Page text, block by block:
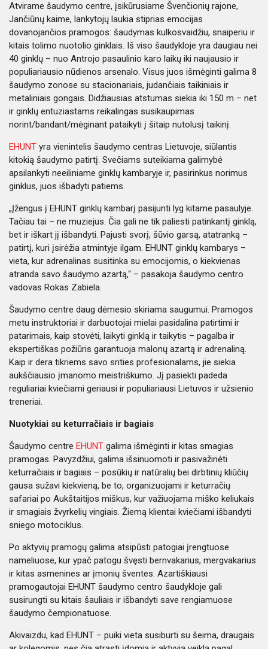
Atvirame šaudymo centre, įsikūrusiame Švenčionių rajone,
Jančiūnų kaime, lankytojų laukia stiprias emocijas
dovanojančios pramogos: šaudymas kulkosvaidžiu, snaiperiu ir
kitais tolimo nuotolio ginklais. Iš viso šaudykloje yra daugiau nei
40 ginklų – nuo Antrojo pasaulinio karo laikų iki naujausio ir
populiariausio nūdienos arsenalo. Visus juos išmėginti galima 8
šaudymo zonose su stacionariais, judančiais taikiniais ir
metaliniais gongais. Didžiausias atstumas siekia iki 150 m – net
ir ginklų entuziastams reikalingas susikaupimas
norint/bandant/mėginant pataikyti į šitaip nutolusį taikinį.
EHUNT yra vienintelis šaudymo centras Lietuvoje, siūlantis
kitokią šaudymo patirtį. Svečiams suteikiama galimybė
apsilankyti neeiliniame ginklų kambaryje ir, pasirinkus norimus
ginklus, juos išbadyti patiems.
„Įžengus į EHUNT ginklų kambarį pasijunti lyg kitame pasaulyje.
Tačiau tai – ne muziejus. Čia gali ne tik paliesti patinkantį ginklą,
bet ir iškart jį išbandyti. Pajusti svorį, šūvio garsą, atatranką –
patirtį, kuri įsirėžia atmintyje ilgam. EHUNT ginklų kambarys –
vieta, kur adrenalinas susitinka su emocijomis, o kiekvienas
atranda savo šaudymo azartą,“ – pasakoja šaudymo centro
vadovas Rokas Zabiela.
Šaudymo centre daug dėmesio skiriama saugumui. Pramogos
metu instruktoriai ir darbuotojai mielai pasidalina patirtimi ir
patarimais, kaip stovėti, laikyti ginklą ir taikytis – pagalba ir
ekspertiškas požiūris garantuoja malonų azartą ir adrenaliną.
Kaip ir dera tikriems savo srities profesionalams, jie siekia
aukščiausio įmanomo meistriškumo. Jį pasiekti padeda
reguliariai kviečiami geriausi ir populiariausi Lietuvos ir užsienio
treneriai.
Nuotykiai su keturračiais ir bagiais
Šaudymo centre EHUNT galima išmėginti ir kitas smagias
pramogas. Pavyzdžiui, galima išsinuomoti ir pasivažinėti
keturračiais ir bagiais – posūkių ir natūralių bei dirbtinių kliūčių
gausa sužavi kiekvieną, be to, organizuojami ir keturračių
safariai po Aukštaitijos miškus, kur važiuojama miško keliukais
ir smagiais žvyrkelių vingiais. Žiemą klientai kviečiami išbandyti
sniego motociklus.
Po aktyvių pramogų galima atsipūsti patogiai įrengtuose
nameliuose, kur ypač patogu švęsti bernvakarius, mergvakarius
ir kitas asmenines ar įmonių šventes. Azartiškiausi
pramogautojai EHUNT šaudymo centro šaudykloje gali
susirungti su kitais šauliais ir išbandyti save rengiamuose
šaudymo čempionatuose.
Akivaizdu, kad EHUNT – puiki vieta susiburti su šeima, draugais